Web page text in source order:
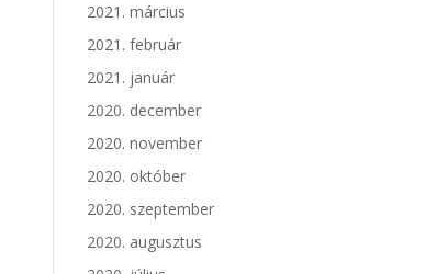
2021. március
2021. február
2021. január
2020. december
2020. november
2020. október
2020. szeptember
2020. augusztus